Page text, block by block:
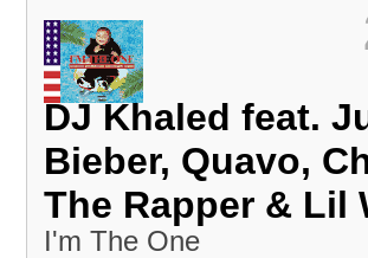
DJ Khaled feat.
Bieber, Quavo,
The Rapper & Lil
I'm The One